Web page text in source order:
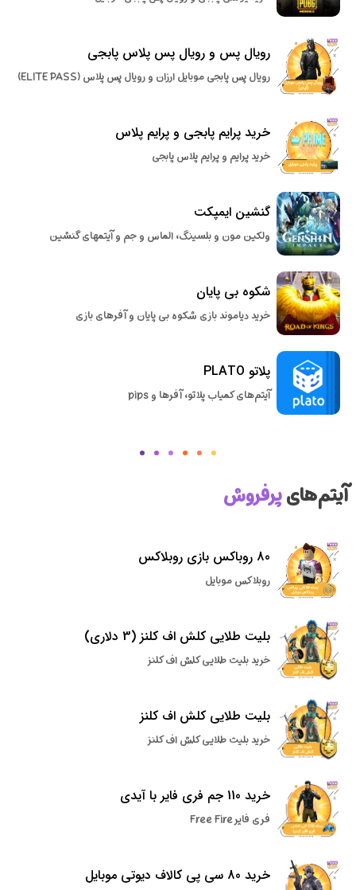
رویال پس و رویال پس پلاس پابجی
رویال پس پابجی موبایل ارزان و رویال پس پلاس (ELITE PASS)
خرید پرایم پابجی و پرایم پلاس
خرید پرایم و پرایم پلاس پابجی
گنشین ایمپکت
ولکین مون و بلسینگ، الماس و جم و آیتمهای گنشین
شکوه بی پایان
خرید دیاموند بازی شکوه بی پایان و آفرهای بازی
پلاتو PLATO
آیتم‌های کمیاب پلاتو، آفرها و pips
آیتم‌هایپرفروش
80 روباکس بازی روبلاکس
روبلاکس موبایل
بلیت طلایی کلش اف کلنز (3 دلاری)
خرید بلیت طلایی کلش اف کلنز
بلیت طلایی کلش اف کلنز
خرید بلیت طلایی کلش اف کلنز
خرید 110 جم فری فایر با آیدی
فری فایر Free Fire
خرید 80 سی پی کالاف دیوتی موبایل